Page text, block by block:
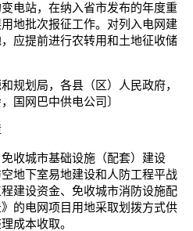
电站，在纳入省市发布的年度重
地批次报征工作。对列入电网建
应提前进行农转用和土地征收储
规划局，各县（区）人民政府，
国网巴中供电公司〕
收城市基础设施（配套）建设
地下室易地建设和人防工程平战
建设资金、免收城市消防设施配
的电网项目用地采取划拨方式供
成本收取。